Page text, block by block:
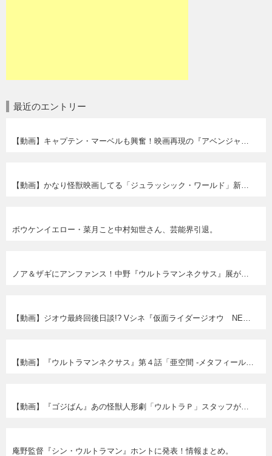
最近のエントリー
ボウケンイエロー・菜月こと中村知世さん、芸能界引退。
庵野監督『シン・ウルトラマン』ホントに発表！情報まとめ。